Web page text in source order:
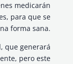
medicarán
para que se
forma sana.
que generará
pero este